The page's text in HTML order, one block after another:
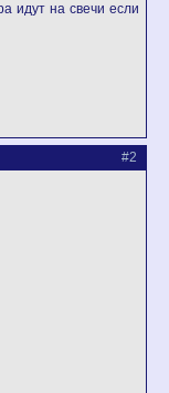
идут на свечи если
#2